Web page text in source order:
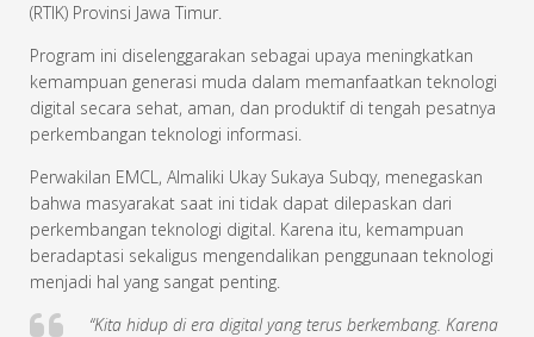
(RTIK) Provinsi Jawa Timur.
Program ini diselenggarakan sebagai upaya meningkatkan
kemampuan generasi muda dalam memanfaatkan teknologi
digital secara sehat, aman, dan produktif di tengah pesatnya
perkembangan teknologi informasi.
Perwakilan EMCL, Almaliki Ukay Sukaya Subqy, menegaskan
bahwa masyarakat saat ini tidak dapat dilepaskan dari
perkembangan teknologi digital. Karena itu, kemampuan
beradaptasi sekaligus mengendalikan penggunaan teknologi
menjadi hal yang sangat penting.
“Kita hidup di era digital yang terus berkembang. Karena